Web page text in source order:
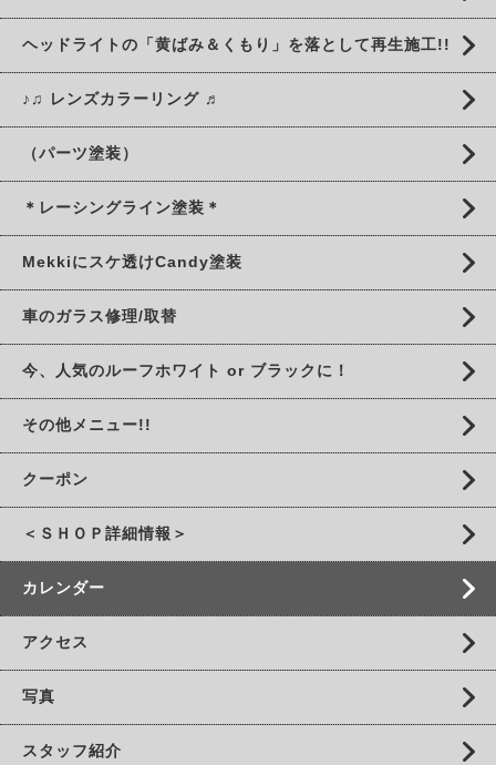
ヘッドライトの「黄ばみ＆くもり」を落として再生施工!!
♪♫ レンズカラーリング ♬
（パーツ塗装）
＊レーシングライン塗装＊
Mekkiにスケ透けCandy塗装
車のガラス修理/取替
今、人気のルーフホワイト or ブラックに！
その他メニュー!!
クーポン
＜ＳＨＯＰ詳細情報＞
カレンダー
アクセス
写真
スタッフ紹介